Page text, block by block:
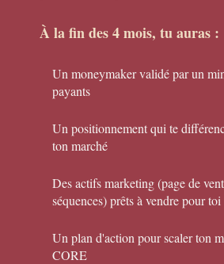
À la fin des 4 mois, tu auras :
Un moneymaker validé par un
payants
Un positionnement qui te
ton marché
Des actifs marketing (page de
séquences) prêts à vendre pour toi
Un plan d'action pour scaler ton
CORE